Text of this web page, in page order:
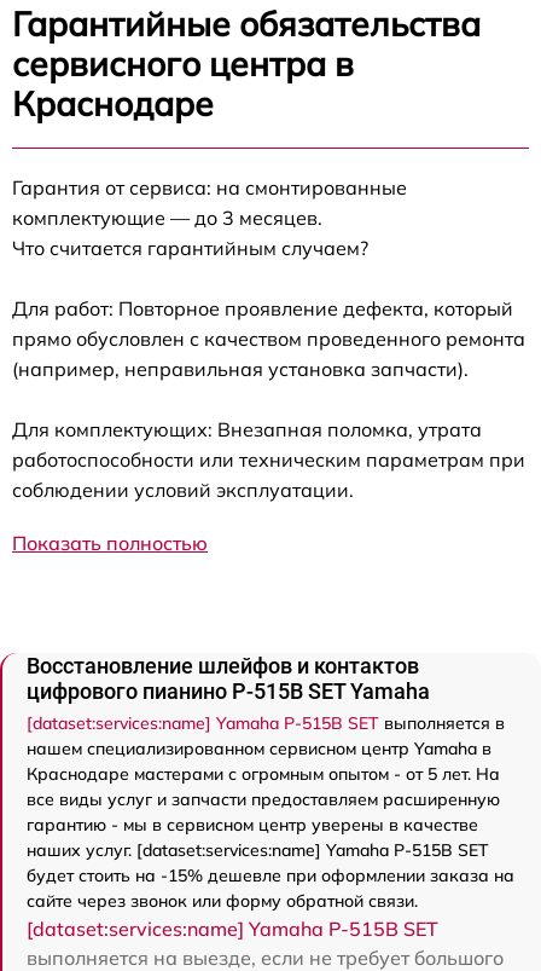
Гарантийные обязательства
сервисного центра в
Краснодаре
Гарантия от сервиса: на смонтированные
комплектующие — до 3 месяцев.
Что считается гарантийным случаем?
Для работ: Повторное проявление дефекта, который
прямо обусловлен с качеством проведенного ремонта
(например, неправильная установка запчасти).
Для комплектующих: Внезапная поломка, утрата
работоспособности или техническим параметрам при
соблюдении условий эксплуатации.
Показать полностью
Восстановление шлейфов и контактов
цифрового пианино P-515B SET Yamaha
[dataset:services:name] Yamaha P-515B SET выполняется в
нашем специализированном сервисном центр Yamaha в
Краснодаре мастерами с огромным опытом - от 5 лет. На
все виды услуг и запчасти предоставляем расширенную
гарантию - мы в сервисном центр уверены в качестве
наших услуг. [dataset:services:name] Yamaha P-515B SET
будет стоить на -15% дешевле при оформлении заказа на
сайте через звонок или форму обратной связи.
[dataset:services:name] Yamaha P-515B SET
выполняется на выезде, если не требует большого